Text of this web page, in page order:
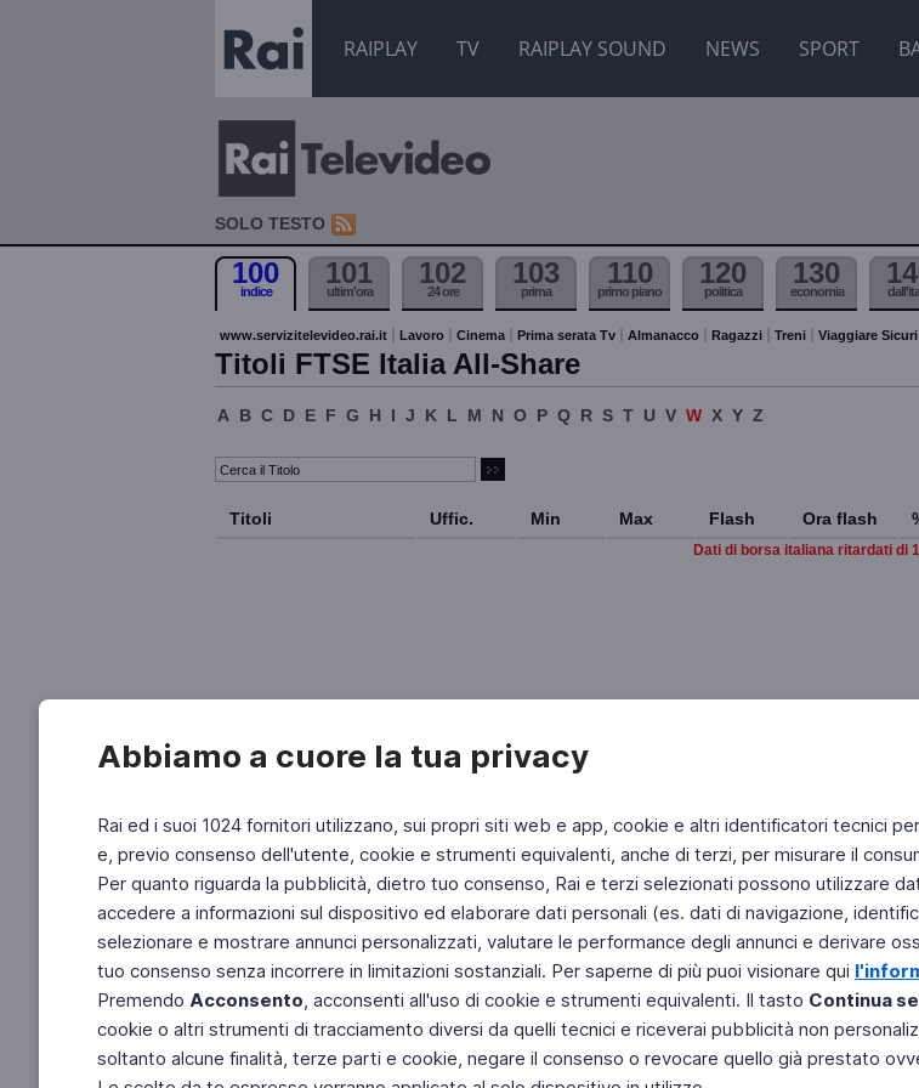
RAIPLAY TV RAIPLAY SOUND NEWS SPORT
Abbiamo a cuore la tua privacy
Rai ed i suoi 1024 fornitori utilizzano, sui propri siti web e app, cookie e altri identificatori tecnici
e, previo consenso dell'utente, cookie e strumenti equivalenti, anche di terzi, per misurare il
Per quanto riguarda la pubblicità, dietro tuo consenso, Rai e terzi selezionati possono utilizzare
accedere a informazioni sul dispositivo ed elaborare dati personali (es. dati di navigazione,
selezionare e mostrare annunci personalizzati, valutare le performance degli annunci e derivare
tuo consenso senza incorrere in limitazioni sostanziali. Per saperne di più puoi visionare qui
Premendo Acconsento, acconsenti all'uso di cookie e strumenti equivalenti. Il tasto Continua
cookie o altri strumenti di tracciamento diversi da quelli tecnici e riceverai pubblicità non
soltanto alcune finalità, terze parti e cookie, negare il consenso o revocare quello già prestato
SOLO TESTO
100
indice
101
ultim'ora
102
24 ore
103
prima
110
primo piano
120
politica
130
economia
www.servizitelevideo.rai.it Lavoro Cinema Prima serata Tv Almanacco Ragazzi Treni Viaggiare Sicuri
Titoli FTSE Italia All-Share
A B C D E F G H I J K L M N O P Q R S T U V W X Y Z
Titoli Uffic. Min Max Flash Ora flash
Dati di borsa italiana ritardati di
Fai di Televideo la tua Home Page Chi
Copyright © 2011 Rai - Tutti i diritti
Engineered by RAI - Reti e